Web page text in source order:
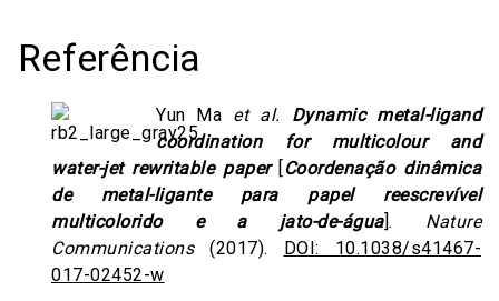
Referência
Yun Ma et al. Dynamic metal-ligand
coordination for multicolour and
water-jet rewritable paper[
Coordenação dinâmica
de metal-ligante para papel reescrevível
multicolorido e a jato-de-água]. Nature
Communications(2017).
DOI: 10.1038/s41467-
017-02452-w